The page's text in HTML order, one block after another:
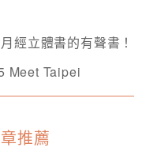
經立體書的有聲書！
Meet Taipei
推薦